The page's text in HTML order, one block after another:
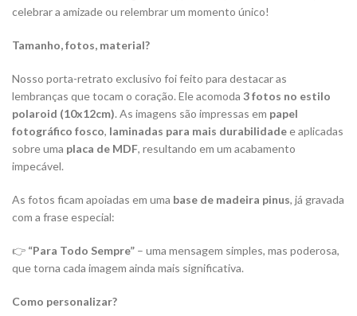
celebrar a amizade ou relembrar um momento único!
Tamanho, fotos, material?
Nosso porta-retrato exclusivo foi feito para destacar as
lembranças que tocam o coração. Ele acomoda 3 fotos no estilo
polaroid (10x12cm). As imagens são impressas em papel
fotográfico fosco, laminadas para mais durabilidadee aplicadas
sobre uma placa de MDF, resultando em um acabamento
impecável.
As fotos ficam apoiadas em uma base de madeira pinus, já gravada
com a frase especial:
👉 “Para Todo Sempre” – uma mensagem simples, mas poderosa,
que torna cada imagem ainda mais significativa.
Como personalizar?